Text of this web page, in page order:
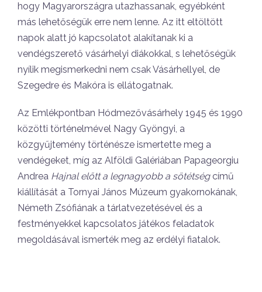
hogy Magyarországra utazhassanak, egyébként
más lehetőségük erre nem lenne. Az itt eltöltött
napok alatt jó kapcsolatot alakítanak ki a
vendégszerető vásárhelyi diákokkal, s lehetőségük
nyílik megismerkedni nem csak Vásárhellyel, de
Szegedre és Makóra is ellátogatnak.
Az Emlékpontban Hódmezővásárhely 1945 és 1990
közötti történelmével Nagy Gyöngyi, a
közgyűjtemény történésze ismertette meg a
vendégeket, míg az Alföldi Galériában Papageorgiu
Andrea Hajnal előtt a legnagyobb a sötétségcímű
kiállítását a Tornyai János Múzeum gyakornokának,
Németh Zsófiának a tárlatvezetésével és a
festményekkel kapcsolatos játékos feladatok
megoldásával ismerték meg az erdélyi fiatalok.